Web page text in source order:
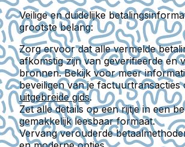
Veilige en duidelijke
grootste belang:
Zorg ervoor dat alle vermelde
afkomstig zijn van geverifieerde en
bronnen. Bekijk voor meer
beveiligen van je factuurtransacties
uitgebreide gids.
Zet alle details op een rijtje in een
gemakkelijk leesbaar formaat.
Vervang verouderde